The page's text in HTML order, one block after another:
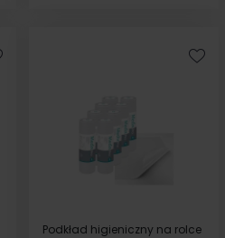
Podkład higieniczny na rolce